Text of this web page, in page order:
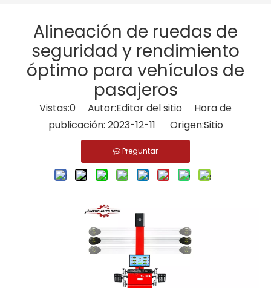
Alineación de ruedas de
seguridad y rendimiento
óptimo para vehículos de
pasajeros
Vistas:0 Autor:Editor del sitio Hora de
publicación: 2023-12-11 Origen:Sitio
Preguntar